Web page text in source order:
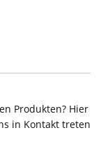
Produkten? Hier
in Kontakt treten